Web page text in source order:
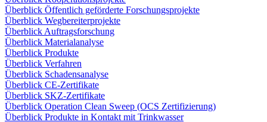
Überblick Öffentlich geförderte Forschungsprojekte
Überblick Wegbereiterprojekte
Überblick Auftragsforschung
Überblick Materialanalyse
Überblick Produkte
Überblick Verfahren
Überblick Schadensanalyse
Überblick CE-Zertifikate
Überblick SKZ-Zertifikate
Überblick Operation Clean Sweep (OCS Zertifizierung)
Überblick Produkte in Kontakt mit Trinkwasser